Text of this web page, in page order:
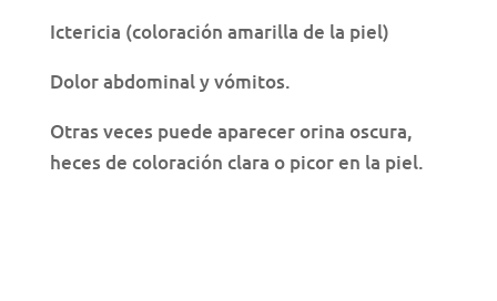
Ictericia (coloración amarilla de la piel)
Dolor abdominal y vómitos.
Otras veces puede aparecer orina oscura,
heces de coloración clara o picor en la piel.